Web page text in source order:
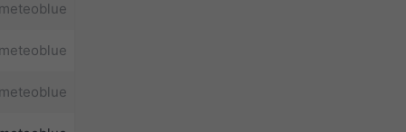
meteoblue
meteoblue
meteoblue